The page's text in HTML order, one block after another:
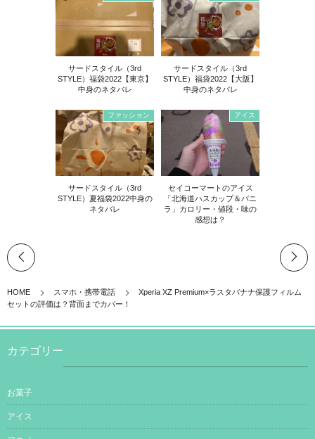
サードスタイル（3rd
STYLE）福袋2022【東京】
中身のネタバレ
サードスタイル（3rd
STYLE）福袋2022【大阪】
中身のネタバレ
ファッション
サードスタイル（3rd
STYLE）夏福袋2022中身の
ネタバレ
アイス
セイコーマートのアイス
「北海道ハスカップ＆バニ
ラ」カロリー・値段・味の
感想は？
HOME スマホ・携帯電話
Xperia XZ Premium×ラスタバナナ保護フィルム
セットの評価は？背面までカバー！
カテゴリー
お菓子
アイス